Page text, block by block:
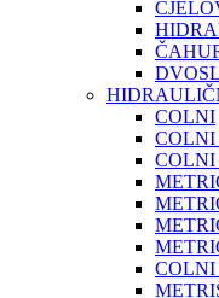
COLNI
COLNI
COLNI